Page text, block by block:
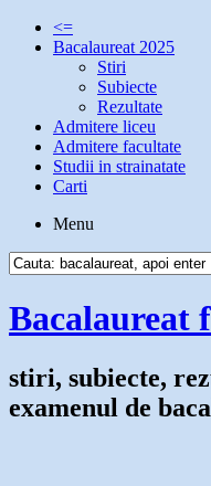
<=
Bacalaureat 2025
Stiri
Subiecte
Rezultate
Admitere liceu
Admitere facultate
Studii in strainatate
Carti
Menu
Bacalaureat
stiri, subiecte,
examenul de